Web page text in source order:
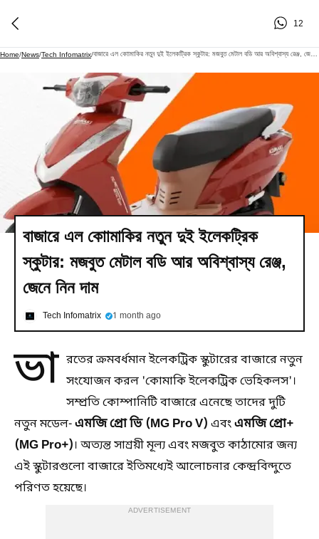
12
Home/News/Tech Infomatrix/
বাজারে এল কোামাকির নতুন দুই ইলেকট্রিক
স্কুটার: মজবুত মেটাল বডি আর অবিশ্বাস্য রেঞ্জ,
জেনে নিন দাম
Tech Infomatrix 1 month ago
ভা রতের ক্রমবর্ধমান ইলেকট্রিক স্কুটারের বাজারে নতুন
সংযোজন করল 'কোমাকি ইলেকট্রিক ভেহিকলস'।
সম্প্রতি কোম্পানিটি বাজারে এনেছে তাদের দুটি
নতুন মডেল-এমজি প্রো ভি (MG Pro V) এবংএমজি প্রো+
(MG Pro+)। অত্যন্ত সাশ্রয়ী মূল্য এবং মজবুত কাঠামোর জন্য
এই স্কুটারগুলো বাজারে ইতিমধ্যেই আলোচনার কেন্দ্রবিন্দুতে
পরিণত হয়েছে।
ADVERTISEMENT